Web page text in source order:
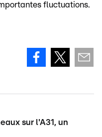
fluctuations.
sur l'A31, un